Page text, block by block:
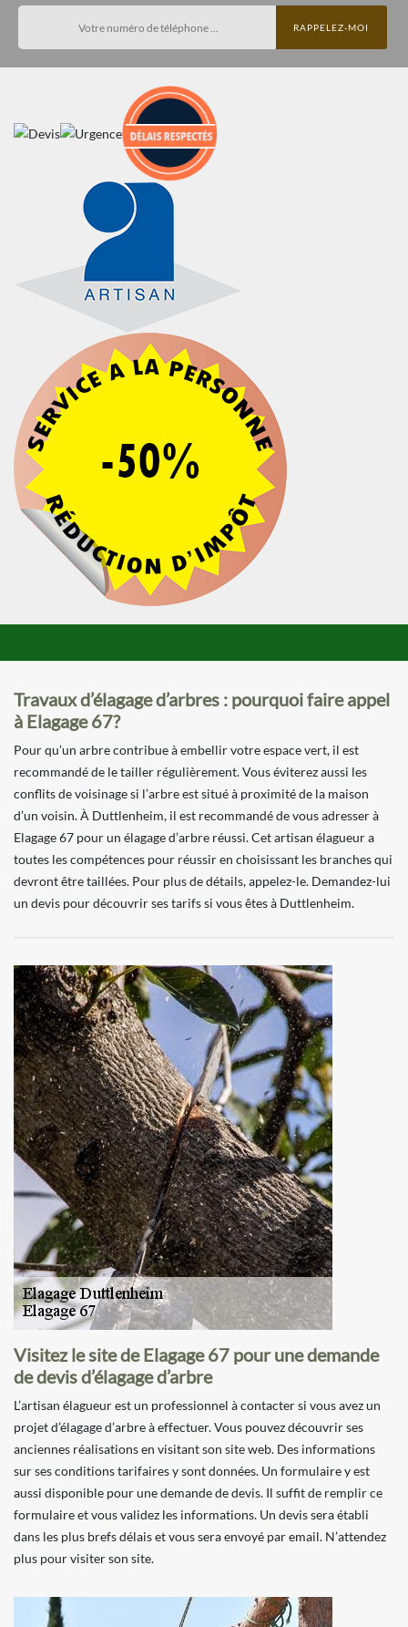
Travaux d’élagage d’arbres : pourquoi faire appel
à Elagage 67?
Pour qu’un arbre contribue à embellir votre espace vert, il est
recommandé de le tailler régulièrement. Vous éviterez aussi les
conflits de voisinage si l’arbre est situé à proximité de la maison
d’un voisin. À Duttlenheim, il est recommandé de vous adresser à
Elagage 67 pour un élagage d’arbre réussi. Cet artisan élagueur a
toutes les compétences pour réussir en choisissant les branches qui
devront être taillées. Pour plus de détails, appelez-le. Demandez-lui
un devis pour découvrir ses tarifs si vous êtes à Duttlenheim.
Visitez le site de Elagage 67 pour une demande
de devis d’élagage d’arbre
L’artisan élagueur est un professionnel à contacter si vous avez un
projet d’élagage d’arbre à effectuer. Vous pouvez découvrir ses
anciennes réalisations en visitant son site web. Des informations
sur ses conditions tarifaires y sont données. Un formulaire y est
aussi disponible pour une demande de devis. Il suffit de remplir ce
formulaire et vous validez les informations. Un devis sera établi
dans les plus brefs délais et vous sera envoyé par email. N’attendez
plus pour visiter son site.